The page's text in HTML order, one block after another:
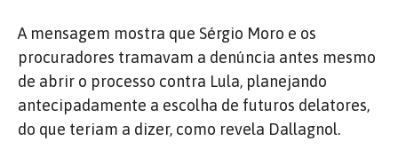
A mensagem mostra que Sérgio Moro e os
procuradores tramavam a denúncia antes mesmo
de abrir o processo contra Lula, planejando
antecipadamente a escolha de futuros delatores,
do que teriam a dizer, como revela Dallagnol.